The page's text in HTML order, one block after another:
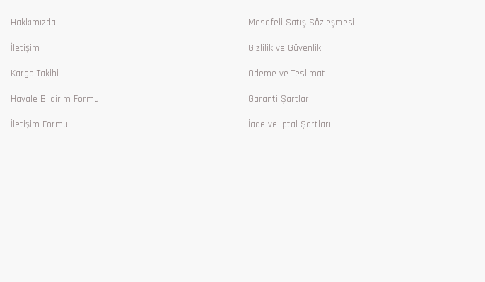
Hakkımızda
İletişim
Kargo Takibi
Havale Bildirim Formu
İletişim Formu
Mesafeli Satış Sözleşmesi
Gizlilik ve Güvenlik
Ödeme ve Teslimat
Garanti Şartları
İade ve İptal Şartları